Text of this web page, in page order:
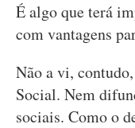
É algo que terá
com vantagens
Não a vi,
Social. Nem
sociais. Como o